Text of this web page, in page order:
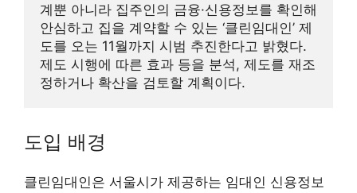
계뿐 아니라 집주인의 금융·신용정보를 확인해
안심하고 집을 계약할 수 있는 ‘클린임대인’ 제
도를 오는 11월까지 시범 추진한다고 밝혔다.
제도 시행에 따른 효과 등을 분석, 제도를 재조
정하거나 확산을 검토할 계획이다.
도입 배경
클린임대인은 서울시가 제공하는 임대인 신용정보